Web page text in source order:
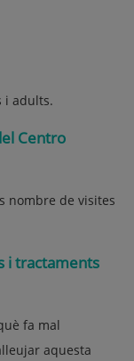
i adults.
Centro
nombre de visites
i tractaments
fa mal
aquesta